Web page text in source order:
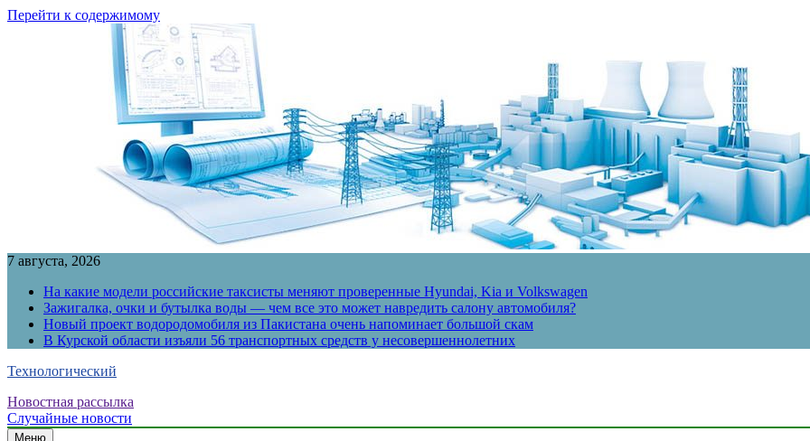
Перейти к содержимому
7 августа, 2026
На какие модели российские таксисты меняют проверенные Hyundai, Kia и Volkswagen
Зажигалка, очки и бутылка воды — чем все это может навредить салону автомобиля?
Новый проект водородомобиля из Пакистана очень напоминает большой скам
В Курской области изъяли 56 транспортных средств у несовершеннолетних
Технологический
Новостная рассылка
Случайные новости
Меню